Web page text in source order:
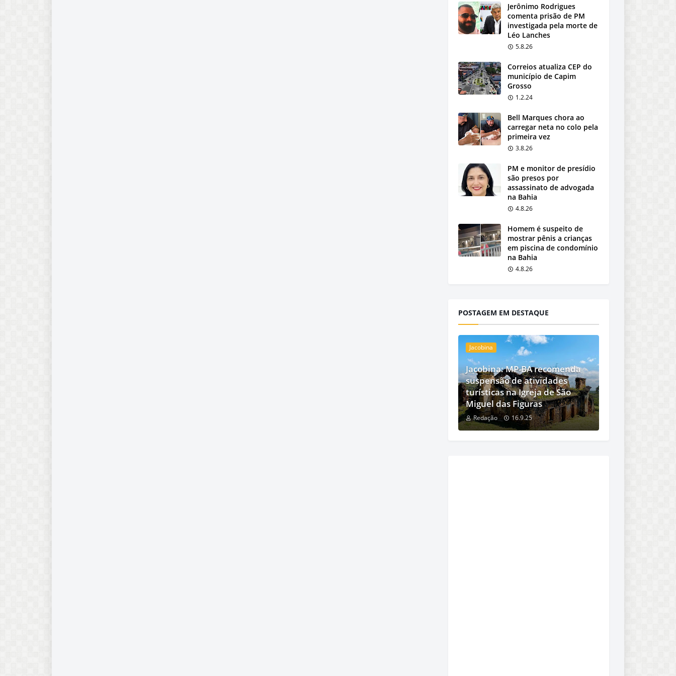
Jerônimo Rodrigues
comenta prisão de PM
investigada pela morte de
Léo Lanches
5.8.26
Correios atualiza CEP do
município de Capim
Grosso
1.2.24
Bell Marques chora ao
carregar neta no colo pela
primeira vez
3.8.26
PM e monitor de presídio
são presos por
assassinato de advogada
na Bahia
4.8.26
Homem é suspeito de
mostrar pênis a crianças
em piscina de condomínio
na Bahia
4.8.26
POSTAGEM EM DESTAQUE
Jacobina
Jacobina: MP-BA recomenda
suspensão de atividades
turísticas na Igreja de São
Miguel das Figuras
Redação 16.9.25